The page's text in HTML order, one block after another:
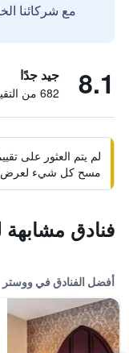
مع شركائنا
8.1 جيد جدًا
682 من التقييمات تم التحقق منها
لم يتم العثور على
مسح كل شيء لعرض
فنادق
أفضل الفنادق في ووستر